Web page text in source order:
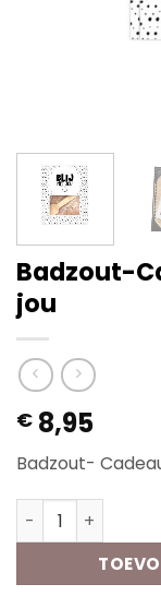
Badzout-
jou
€ 8,95
Badzout-
Badzout-